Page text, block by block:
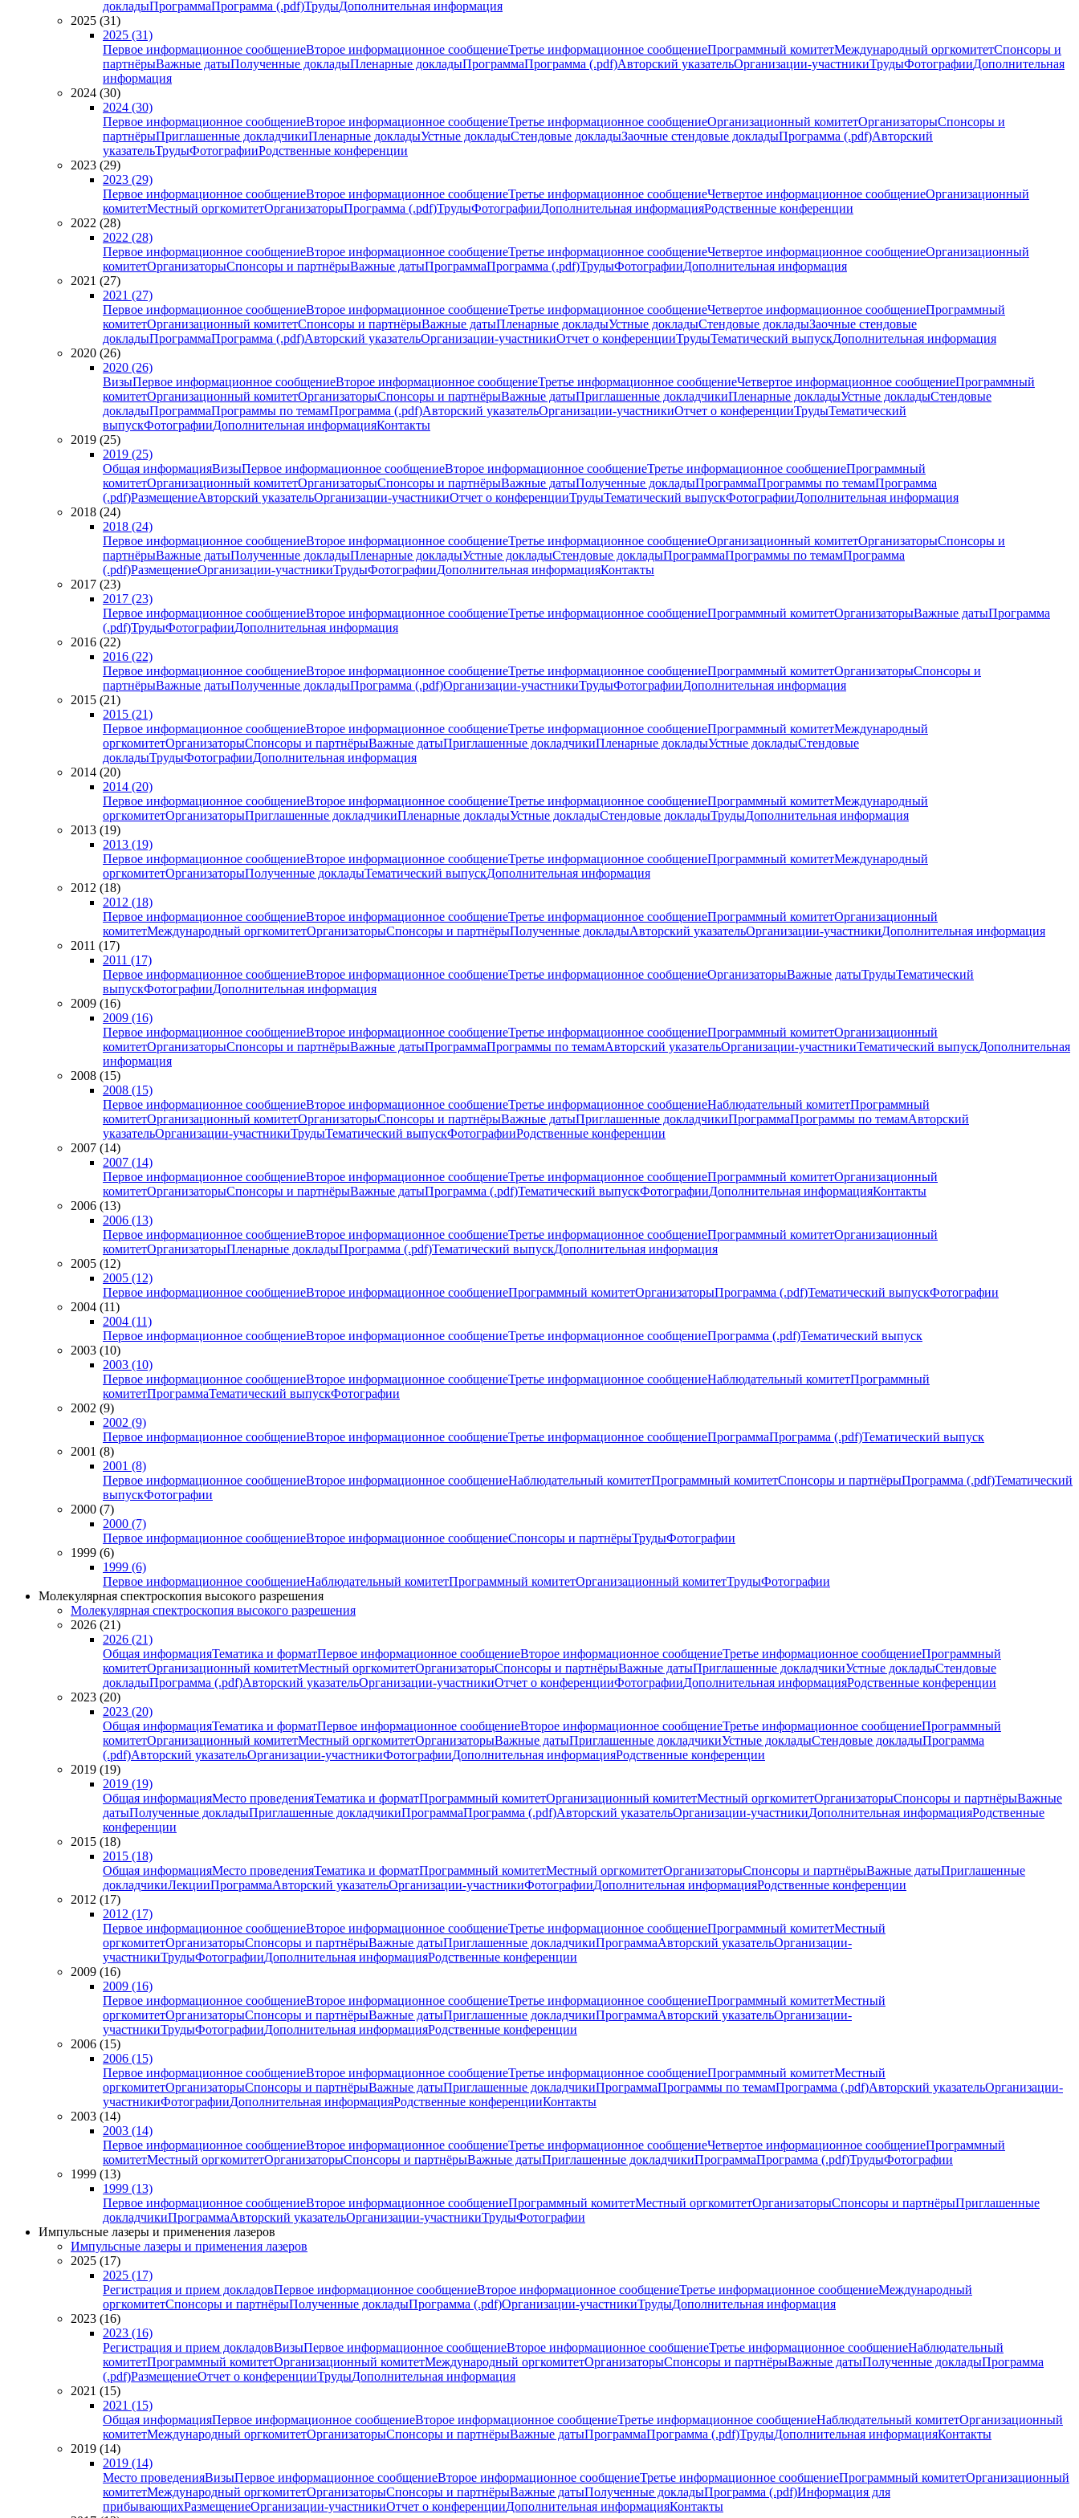
докладыПрограммаПрограмма (.pdf)ТрудыДополнительная информация
2025 (31)
2025 (31)
Первое информационное сообщениеВторое информационное сообщениеТретье информационное сообщениеПрограммный комитетМеждународный оргкомитетСпонсоры и
партнёрыВажные датыПолученные докладыПленарные докладыПрограммаПрограмма (.pdf)Авторский указательОрганизации-участникиТрудыФотографииДополнительная
информация
2024 (30)
2024 (30)
Первое информационное сообщениеВторое информационное сообщениеТретье информационное сообщениеОрганизационный комитетОрганизаторыСпонсоры и
партнёрыПриглашенные докладчикиПленарные докладыУстные докладыСтендовые докладыЗаочные стендовые докладыПрограмма (.pdf)Авторский
указательТрудыФотографииРодственные конференции
2023 (29)
2023 (29)
Первое информационное сообщениеВторое информационное сообщениеТретье информационное сообщениеЧетвертое информационное сообщениеОрганизационный
комитетМестный оргкомитетОрганизаторыПрограмма (.pdf)ТрудыФотографииДополнительная информацияРодственные конференции
2022 (28)
2022 (28)
Первое информационное сообщениеВторое информационное сообщениеТретье информационное сообщениеЧетвертое информационное сообщениеОрганизационный
комитетОрганизаторыСпонсоры и партнёрыВажные датыПрограммаПрограмма (.pdf)ТрудыФотографииДополнительная информация
2021 (27)
2021 (27)
Первое информационное сообщениеВторое информационное сообщениеТретье информационное сообщениеЧетвертое информационное сообщениеПрограммный
комитетОрганизационный комитетСпонсоры и партнёрыВажные датыПленарные докладыУстные докладыСтендовые докладыЗаочные стендовые
докладыПрограммаПрограмма (.pdf)Авторский указательОрганизации-участникиОтчет о конференцииТрудыТематический выпускДополнительная информация
2020 (26)
2020 (26)
ВизыПервое информационное сообщениеВторое информационное сообщениеТретье информационное сообщениеЧетвертое информационное сообщениеПрограммный
комитетОрганизационный комитетОрганизаторыСпонсоры и партнёрыВажные датыПриглашенные докладчикиПленарные докладыУстные докладыСтендовые
докладыПрограммаПрограммы по темамПрограмма (.pdf)Авторский указательОрганизации-участникиОтчет о конференцииТрудыТематический
выпускФотографииДополнительная информацияКонтакты
2019 (25)
2019 (25)
Общая информацияВизыПервое информационное сообщениеВторое информационное сообщениеТретье информационное сообщениеПрограммный
комитетОрганизационный комитетОрганизаторыСпонсоры и партнёрыВажные датыПолученные докладыПрограммаПрограммы по темамПрограмма
(.pdf)РазмещениеАвторский указательОрганизации-участникиОтчет о конференцииТрудыТематический выпускФотографииДополнительная информация
2018 (24)
2018 (24)
Первое информационное сообщениеВторое информационное сообщениеТретье информационное сообщениеОрганизационный комитетОрганизаторыСпонсоры и
партнёрыВажные датыПолученные докладыПленарные докладыУстные докладыСтендовые докладыПрограммаПрограммы по темамПрограмма
(.pdf)РазмещениеОрганизации-участникиТрудыФотографииДополнительная информацияКонтакты
2017 (23)
2017 (23)
Первое информационное сообщениеВторое информационное сообщениеТретье информационное сообщениеПрограммный комитетОрганизаторыВажные датыПрограмма
(.pdf)ТрудыФотографииДополнительная информация
2016 (22)
2016 (22)
Первое информационное сообщениеВторое информационное сообщениеТретье информационное сообщениеПрограммный комитетОрганизаторыСпонсоры и
партнёрыВажные датыПолученные докладыПрограмма (.pdf)Организации-участникиТрудыФотографииДополнительная информация
2015 (21)
2015 (21)
Первое информационное сообщениеВторое информационное сообщениеТретье информационное сообщениеПрограммный комитетМеждународный
оргкомитетОрганизаторыСпонсоры и партнёрыВажные датыПриглашенные докладчикиПленарные докладыУстные докладыСтендовые
докладыТрудыФотографииДополнительная информация
2014 (20)
2014 (20)
Первое информационное сообщениеВторое информационное сообщениеТретье информационное сообщениеПрограммный комитетМеждународный
оргкомитетОрганизаторыПриглашенные докладчикиПленарные докладыУстные докладыСтендовые докладыТрудыДополнительная информация
2013 (19)
2013 (19)
Первое информационное сообщениеВторое информационное сообщениеТретье информационное сообщениеПрограммный комитетМеждународный
оргкомитетОрганизаторыПолученные докладыТематический выпускДополнительная информация
2012 (18)
2012 (18)
Первое информационное сообщениеВторое информационное сообщениеТретье информационное сообщениеПрограммный комитетОрганизационный
комитетМеждународный оргкомитетОрганизаторыСпонсоры и партнёрыПолученные докладыАвторский указательОрганизации-участникиДополнительная информация
2011 (17)
2011 (17)
Первое информационное сообщениеВторое информационное сообщениеТретье информационное сообщениеОрганизаторыВажные датыТрудыТематический
выпускФотографииДополнительная информация
2009 (16)
2009 (16)
Первое информационное сообщениеВторое информационное сообщениеТретье информационное сообщениеПрограммный комитетОрганизационный
комитетОрганизаторыСпонсоры и партнёрыВажные датыПрограммаПрограммы по темамАвторский указательОрганизации-участникиТематический выпускДополнительная
информация
2008 (15)
2008 (15)
Первое информационное сообщениеВторое информационное сообщениеТретье информационное сообщениеНаблюдательный комитетПрограммный
комитетОрганизационный комитетОрганизаторыСпонсоры и партнёрыВажные датыПриглашенные докладчикиПрограммаПрограммы по темамАвторский
указательОрганизации-участникиТрудыТематический выпускФотографииРодственные конференции
2007 (14)
2007 (14)
Первое информационное сообщениеВторое информационное сообщениеТретье информационное сообщениеПрограммный комитетОрганизационный
комитетОрганизаторыСпонсоры и партнёрыВажные датыПрограмма (.pdf)Тематический выпускФотографииДополнительная информацияКонтакты
2006 (13)
2006 (13)
Первое информационное сообщениеВторое информационное сообщениеТретье информационное сообщениеПрограммный комитетОрганизационный
комитетОрганизаторыПленарные докладыПрограмма (.pdf)Тематический выпускДополнительная информация
2005 (12)
2005 (12)
Первое информационное сообщениеВторое информационное сообщениеПрограммный комитетОрганизаторыПрограмма (.pdf)Тематический выпускФотографии
2004 (11)
2004 (11)
Первое информационное сообщениеВторое информационное сообщениеТретье информационное сообщениеПрограмма (.pdf)Тематический выпуск
2003 (10)
2003 (10)
Первое информационное сообщениеВторое информационное сообщениеТретье информационное сообщениеНаблюдательный комитетПрограммный
комитетПрограммаТематический выпускФотографии
2002 (9)
2002 (9)
Первое информационное сообщениеВторое информационное сообщениеТретье информационное сообщениеПрограммаПрограмма (.pdf)Тематический выпуск
2001 (8)
2001 (8)
Первое информационное сообщениеВторое информационное сообщениеНаблюдательный комитетПрограммный комитетСпонсоры и партнёрыПрограмма (.pdf)Тематический
выпускФотографии
2000 (7)
2000 (7)
Первое информационное сообщениеВторое информационное сообщениеСпонсоры и партнёрыТрудыФотографии
1999 (6)
1999 (6)
Первое информационное сообщениеНаблюдательный комитетПрограммный комитетОрганизационный комитетТрудыФотографии
Молекулярная спектроскопия высокого разрешения
Молекулярная спектроскопия высокого разрешения
2026 (21)
2026 (21)
Общая информацияТематика и форматПервое информационное сообщениеВторое информационное сообщениеТретье информационное сообщениеПрограммный
комитетОрганизационный комитетМестный оргкомитетОрганизаторыСпонсоры и партнёрыВажные датыПриглашенные докладчикиУстные докладыСтендовые
докладыПрограмма (.pdf)Авторский указательОрганизации-участникиОтчет о конференцииФотографииДополнительная информацияРодственные конференции
2023 (20)
2023 (20)
Общая информацияТематика и форматПервое информационное сообщениеВторое информационное сообщениеТретье информационное сообщениеПрограммный
комитетОрганизационный комитетМестный оргкомитетОрганизаторыВажные датыПриглашенные докладчикиУстные докладыСтендовые докладыПрограмма
(.pdf)Авторский указательОрганизации-участникиФотографииДополнительная информацияРодственные конференции
2019 (19)
2019 (19)
Общая информацияМесто проведенияТематика и форматПрограммный комитетОрганизационный комитетМестный оргкомитетОрганизаторыСпонсоры и партнёрыВажные
датыПолученные докладыПриглашенные докладчикиПрограммаПрограмма (.pdf)Авторский указательОрганизации-участникиДополнительная информацияРодственные
конференции
2015 (18)
2015 (18)
Общая информацияМесто проведенияТематика и форматПрограммный комитетМестный оргкомитетОрганизаторыСпонсоры и партнёрыВажные датыПриглашенные
докладчикиЛекцииПрограммаАвторский указательОрганизации-участникиФотографииДополнительная информацияРодственные конференции
2012 (17)
2012 (17)
Первое информационное сообщениеВторое информационное сообщениеТретье информационное сообщениеПрограммный комитетМестный
оргкомитетОрганизаторыСпонсоры и партнёрыВажные датыПриглашенные докладчикиПрограммаАвторский указательОрганизации-
участникиТрудыФотографииДополнительная информацияРодственные конференции
2009 (16)
2009 (16)
Первое информационное сообщениеВторое информационное сообщениеТретье информационное сообщениеПрограммный комитетМестный
оргкомитетОрганизаторыСпонсоры и партнёрыВажные датыПриглашенные докладчикиПрограммаАвторский указательОрганизации-
участникиТрудыФотографииДополнительная информацияРодственные конференции
2006 (15)
2006 (15)
Первое информационное сообщениеВторое информационное сообщениеТретье информационное сообщениеПрограммный комитетМестный
оргкомитетОрганизаторыСпонсоры и партнёрыВажные датыПриглашенные докладчикиПрограммаПрограммы по темамПрограмма (.pdf)Авторский указательОрганизации-
участникиФотографииДополнительная информацияРодственные конференцииКонтакты
2003 (14)
2003 (14)
Первое информационное сообщениеВторое информационное сообщениеТретье информационное сообщениеЧетвертое информационное сообщениеПрограммный
комитетМестный оргкомитетОрганизаторыСпонсоры и партнёрыВажные датыПриглашенные докладчикиПрограммаПрограмма (.pdf)ТрудыФотографии
1999 (13)
1999 (13)
Первое информационное сообщениеВторое информационное сообщениеПрограммный комитетМестный оргкомитетОрганизаторыСпонсоры и партнёрыПриглашенные
докладчикиПрограммаАвторский указательОрганизации-участникиТрудыФотографии
Импульсные лазеры и применения лазеров
Импульсные лазеры и применения лазеров
2025 (17)
2025 (17)
Регистрация и прием докладовПервое информационное сообщениеВторое информационное сообщениеТретье информационное сообщениеМеждународный
оргкомитетСпонсоры и партнёрыПолученные докладыПрограмма (.pdf)Организации-участникиТрудыДополнительная информация
2023 (16)
2023 (16)
Регистрация и прием докладовВизыПервое информационное сообщениеВторое информационное сообщениеТретье информационное сообщениеНаблюдательный
комитетПрограммный комитетОрганизационный комитетМеждународный оргкомитетОрганизаторыСпонсоры и партнёрыВажные датыПолученные докладыПрограмма
(.pdf)РазмещениеОтчет о конференцииТрудыДополнительная информация
2021 (15)
2021 (15)
Общая информацияПервое информационное сообщениеВторое информационное сообщениеТретье информационное сообщениеНаблюдательный комитетОрганизационный
комитетМеждународный оргкомитетОрганизаторыСпонсоры и партнёрыВажные датыПрограммаПрограмма (.pdf)ТрудыДополнительная информацияКонтакты
2019 (14)
2019 (14)
Место проведенияВизыПервое информационное сообщениеВторое информационное сообщениеТретье информационное сообщениеПрограммный комитетОрганизационный
комитетМеждународный оргкомитетОрганизаторыСпонсоры и партнёрыВажные датыПолученные докладыПрограмма (.pdf)Информация для
прибывающихРазмещениеОрганизации-участникиОтчет о конференцииДополнительная информацияКонтакты